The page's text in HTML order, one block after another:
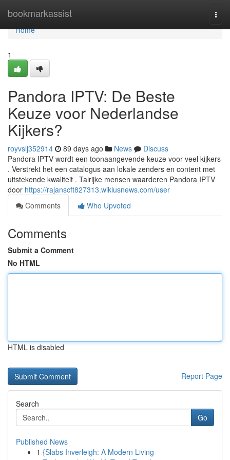
bookmarkassist
Home
Home
1
Pandora IPTV: De Beste
Keuze voor Nederlandse
Kijkers?
royvslj352914 89 days ago News
Discuss
Pandora IPTV wordt een toonaangevende keuze voor veel kijkers
. Verstrekt het een catalogus aan lokale zenders en content met
uitstekende kwaliteit . Talrijke mensen waarderen Pandora IPTV
door https://rajanscft827313.wikiusnews.com/user
Comments
Who Upvoted
Comments
Submit a Comment
No HTML
HTML is disabled
Report Page
Search
Go
Published News
1 {Slabs Inverleigh: A Modern Living